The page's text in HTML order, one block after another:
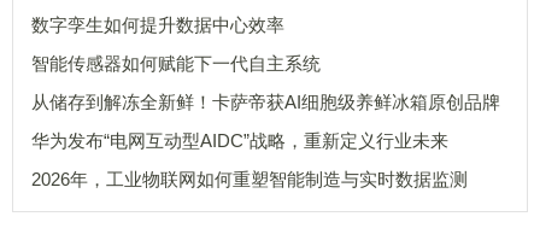
数字孪生如何提升数据中心效率
智能传感器如何赋能下一代自主系统
从储存到解冻全新鲜！卡萨帝获AI细胞级养鲜冰箱原创品牌
华为发布“电网互动型AIDC”战略，重新定义行业未来
2026年，工业物联网如何重塑智能制造与实时数据监测